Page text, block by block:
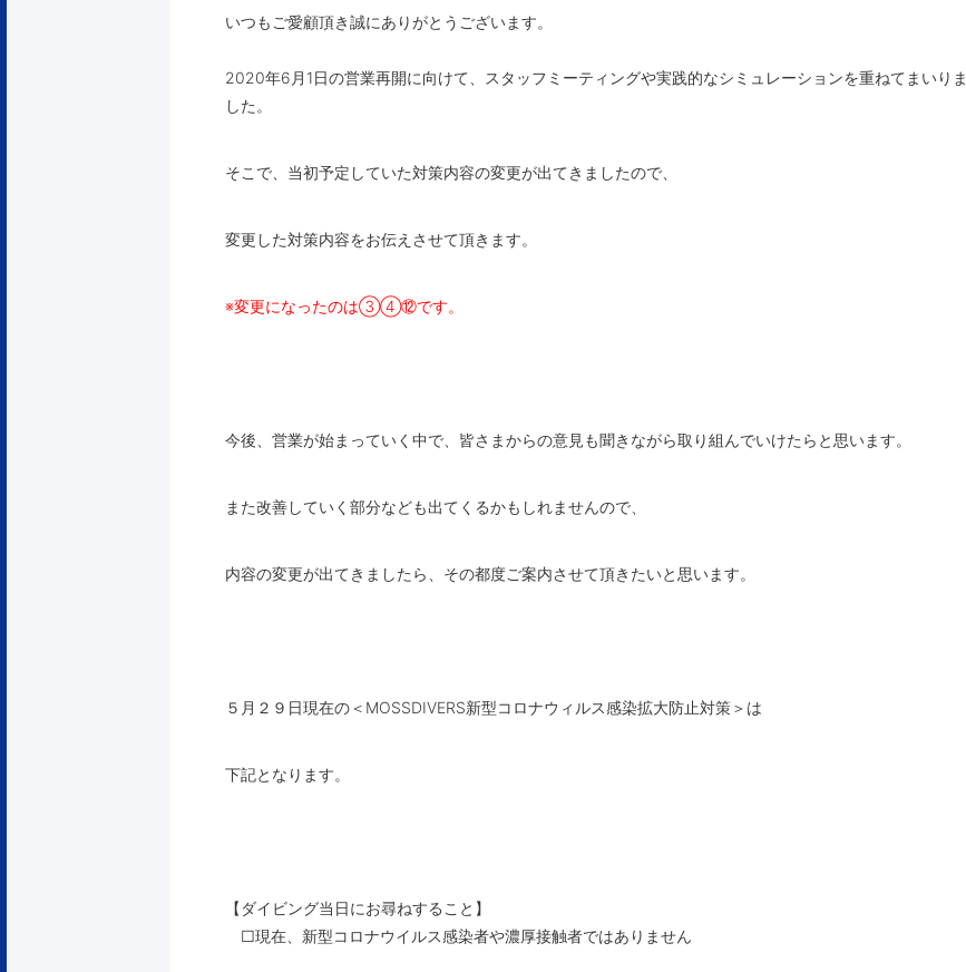
いつもご愛顧頂き誠にありがとうございます。
2020年6月1日の営業再開に向けて、スタッフミーティングや実践的なシミュレーションを重ねてまいりま
した。
そこで、当初予定していた対策内容の変更が出てきましたので、
変更した対策内容をお伝えさせて頂きます。
※変更になったのは③④⑫です。
今後、営業が始まっていく中で、皆さまからの意見も聞きながら取り組んでいけたらと思います。
また改善していく部分なども出てくるかもしれませんので、
内容の変更が出てきましたら、その都度ご案内させて頂きたいと思います。
５月２９日現在の＜MOSSDIVERS新型コロナウィルス感染拡大防止対策＞は
下記となります。
【ダイビング当日にお尋ねすること】
□現在、新型コロナウイルス感染者や濃厚接触者ではありません